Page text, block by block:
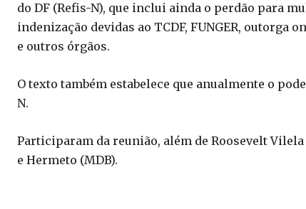
do DF (Refis-N), que inclui ainda o perdão para
indenização devidas ao TCDF, FUNGER, outorga
e outros órgãos.
O texto também estabelece que anualmente o
N.
Participaram da reunião, além de Roosevelt Vilela
e Hermeto (MDB).